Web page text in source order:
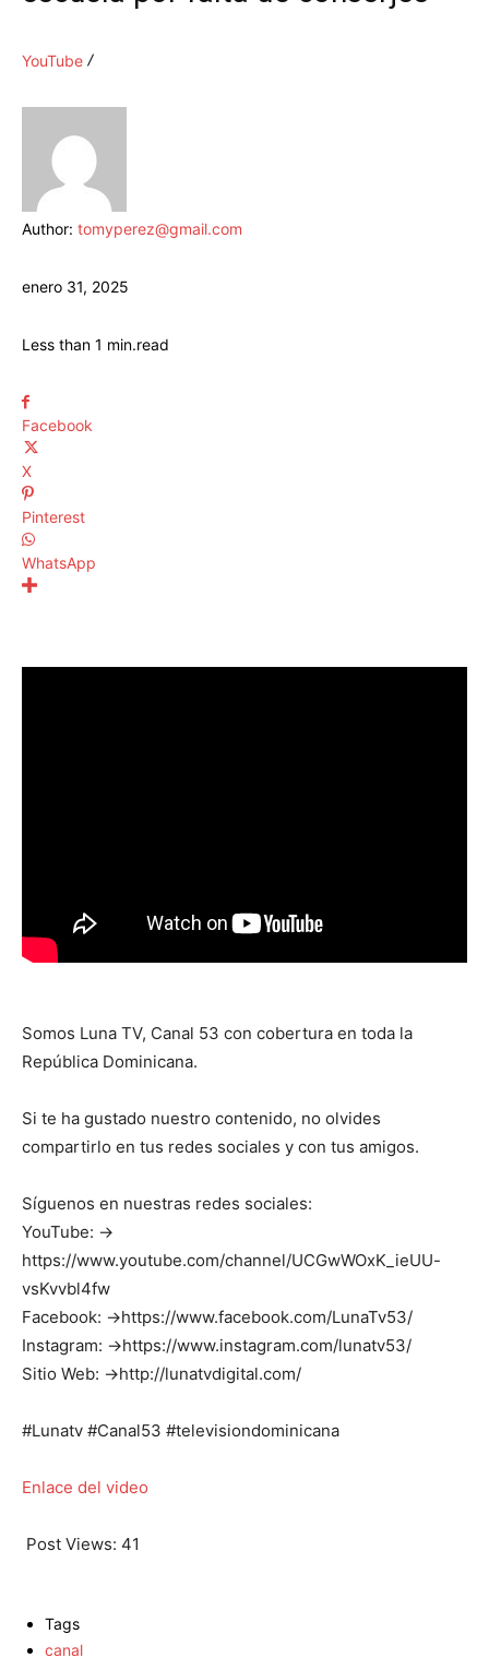
YouTube
Author: tomyperez@gmail.com
enero 31, 2025
Less than 1 min.read
Facebook
X
Pinterest
WhatsApp
Somos Luna TV, Canal 53 con cobertura en toda la
República Dominicana.
Si te ha gustado nuestro contenido, no olvides
compartirlo en tus redes sociales y con tus amigos.
Síguenos en nuestras redes sociales:
YouTube: →
https://www.youtube.com/channel/UCGwWOxK_ieUU-
vsKvvbl4fw
Facebook: →https://www.facebook.com/LunaTv53/
Instagram: →https://www.instagram.com/lunatv53/
Sitio Web: →http://lunatvdigital.com/
#Lunatv #Canal53 #televisiondominicana
Enlace del video
Post Views: 41
Tags
canal